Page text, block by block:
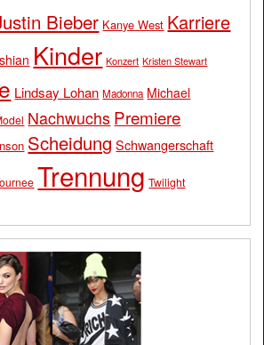
Bieber Kanye West Karriere
Kinder Konzert Kristen Stewart
Lindsay Lohan Madonna Michael
Nachwuchs Premiere
Scheidung Schwangerschaft
Trennung Twilight